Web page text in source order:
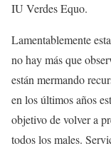
IU Verdes Equo.
Lamentablemente
no hay más que
están mermando
en los últimos años
objetivo de volver a
todos los males.